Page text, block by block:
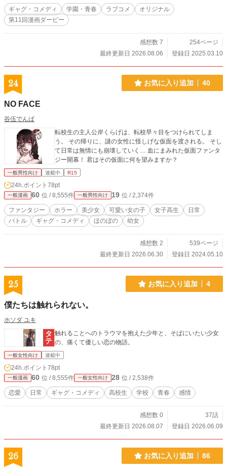
ギャグ・コメディ 学園・青春 ラブコメ
オリジナル
第11回漫画ダービー
感想数 7
254ページ
最終更新日 2026.08.06
登録日 2025.03.10
24 お気に入り追加 40
NO FACE
谷伍でんぱ
転校生の主人公岸くらげは、転校早々目をつけられてしま
う。 その帰りに、謎の女性に怪しげな仮面を渡される。 そし
て日常は無情にも崩壊していく… 血にまみれた仮面ファンタ
ジー開幕！ 君はその仮面に何を望みますか？
一般男性向け 連載中 R15
24h.ポイント 78pt
一般漫画 60 位 / 8,555件 一般男性向け 19 位 / 2,374件
ファンタジー ホラー 美少女 可愛い女の子 女子高生
日常
バトル
ギャグ・コメディ ほのぼの 幼女
感想数 2
539ページ
最終更新日 2026.06.30
登録日 2024.05.10
25 お気に入り追加 4
僕たちは触れられない。
ホソダ ユキ
触れることへのトラウマを抱えた少年と、そばにいたい少女
の、痛くて優しい恋の物語。
一般女性向け 連載中
24h.ポイント 78pt
一般漫画 60 位 / 8,555件 一般女性向け 28 位 / 2,538件
恋愛 日常 ギャグ・コメディ 高校生 学校 青春 感情
感想数 0
37話
最終更新日 2026.08.07
登録日 2026.06.09
26 お気に入り追加 86